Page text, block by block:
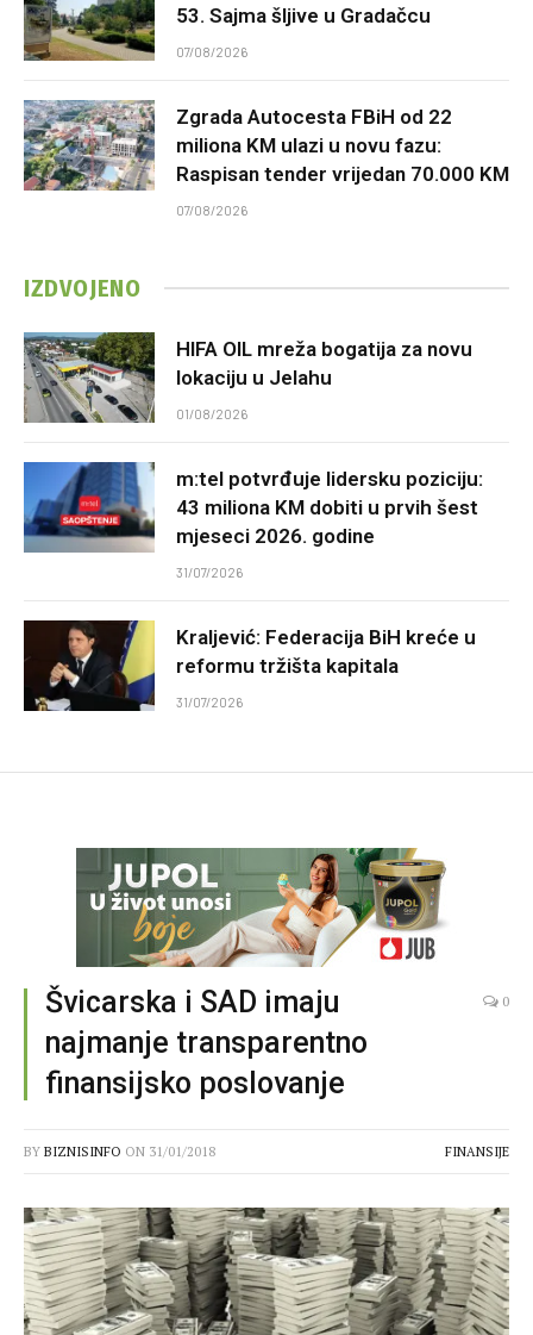
53. Sajma šljive u Gradačcu
07/08/2026
Zgrada Autocesta FBiH od 22
miliona KM ulazi u novu fazu:
Raspisan tender vrijedan 70.000 KM
07/08/2026
IZDVOJENO
HIFA OIL mreža bogatija za novu
lokaciju u Jelahu
01/08/2026
m:tel potvrđuje lidersku poziciju:
43 miliona KM dobiti u prvih šest
mjeseci 2026. godine
31/07/2026
Kraljević: Federacija BiH kreće u
reformu tržišta kapitala
31/07/2026
Švicarska i SAD imaju
najmanje transparentno
finansijsko poslovanje
0
BY BIZNISINFO ON 31/01/2018 FINANSIJE